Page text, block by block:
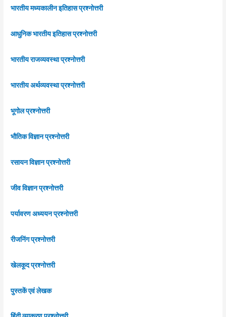
भारतीय मध्यकालीन इतिहास प्रश्नोत्तरी
आधुनिक भारतीय इतिहास प्रश्नोत्तरी
भारतीय राजव्यवस्था प्रश्नोत्तरी
भारतीय अर्थव्यवस्था प्रश्नोत्तरी
भूगोल प्रश्नोत्तरी
भौतिक विज्ञान प्रश्नोत्तरी
रसायन विज्ञान प्रश्नोत्तरी
जीव विज्ञान प्रश्नोत्तरी
पर्यावरण अध्ययन प्रश्नोत्तरी
रीजनिंग प्रश्नोत्तरी
खेलकूद प्रश्नोत्तरी
पुस्तकें एवं लेखक